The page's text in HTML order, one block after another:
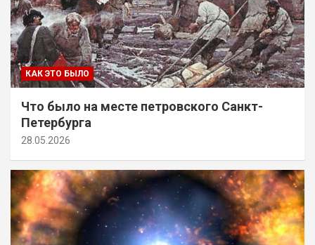
КАК ЭТО БЫЛО
Что было на месте петровского Санкт-
Петербурга
28.05.2026